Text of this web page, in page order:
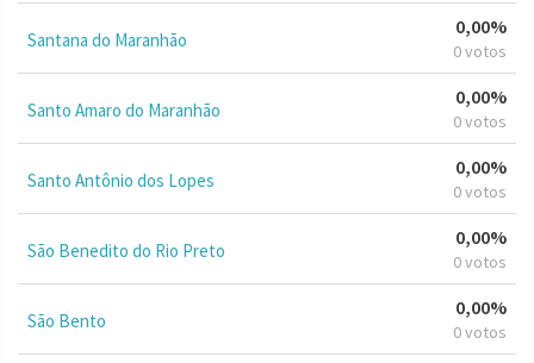
Santana do Maranhão
0,00%
0 votos
Santo Amaro do Maranhão
0,00%
0 votos
Santo Antônio dos Lopes
0,00%
0 votos
São Benedito do Rio Preto
0,00%
0 votos
São Bento
0,00%
0 votos